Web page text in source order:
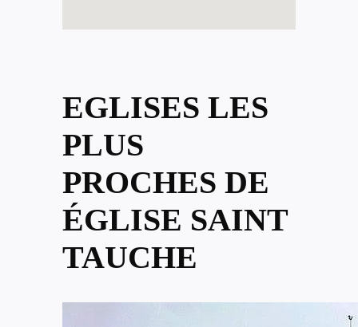
EGLISES LES
PLUS
PROCHES DE
ÉGLISE SAINT
TAUCHE